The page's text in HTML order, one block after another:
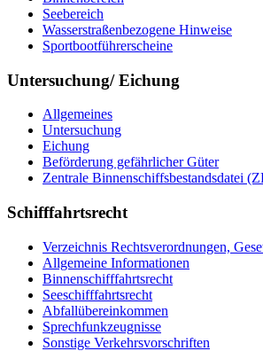
See­be­reich
Was­ser­stra­ßen­be­zo­ge­ne Hin­wei­se
Sport­boot­füh­rer­schei­ne
Untersuchung/ Eichung
All­ge­mei­nes
Un­ter­su­chung
Ei­chung
Be­för­de­rung ge­fähr­li­cher Gü­ter
Zen­tra­le Bin­nen­schiffs­be­stands­da­tei
Schifffahrtsrecht
Ver­zeich­nis Rechts­ver­ord­nun­gen,
All­ge­mei­ne In­for­ma­tio­nen
Bin­nen­schiff­fahrts­recht
See­schiff­fahrts­recht
Ab­fall­über­ein­kom­men
Sprech­funk­zeug­nis­se
Sons­ti­ge Ver­kehrs­vor­schrif­ten